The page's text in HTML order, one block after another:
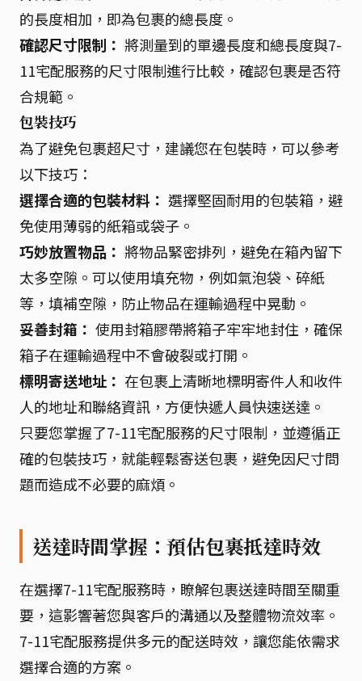
的長度相加，即為包裹的總長度。
確認尺寸限制： 將測量到的單邊長度和總長度與7-
11宅配服務的尺寸限制進行比較，確認包裹是否符
合規範。
包裝技巧
為了避免包裹超尺寸，建議您在包裝時，可以參考
以下技巧：
選擇合適的包裝材料： 選擇堅固耐用的包裝箱，避
免使用薄弱的紙箱或袋子。
巧妙放置物品： 將物品緊密排列，避免在箱內留下
太多空隙。可以使用填充物，例如氣泡袋、碎紙
等，填補空隙，防止物品在運輸過程中晃動。
妥善封箱： 使用封箱膠帶將箱子牢牢地封住，確保
箱子在運輸過程中不會破裂或打開。
標明寄送地址： 在包裹上清晰地標明寄件人和收件
人的地址和聯絡資訊，方便快遞人員快速送達。
只要您掌握了7-11宅配服務的尺寸限制，並遵循正
確的包裝技巧，就能輕鬆寄送包裹，避免因尺寸問
題而造成不必要的麻煩。
送達時間掌握：預估包裹抵達時效
在選擇7-11宅配服務時，瞭解包裹送達時間至關重
要，這影響著您與客戶的溝通以及整體物流效率。
7-11宅配服務提供多元的配送時效，讓您能依需求
選擇合適的方案。